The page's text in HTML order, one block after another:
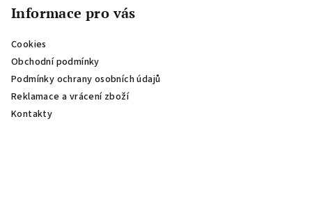
Informace pro vás
Cookies
Obchodní podmínky
Podmínky ochrany osobních údajů
Reklamace a vrácení zboží
Kontakty